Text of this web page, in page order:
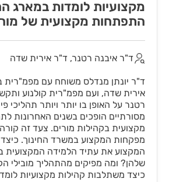
מקצועיות לומדות במארג
התפתחות מקצועית של
ד"ר איבנה רטנר, ד"ר אירית שדה
ד"ר יונתן מנדלס משוחח עם מפמ"רית
אירית שדה, ועם מפמ"רית קולנוע
רטנר על האופן בו יותר ויותר תהליכי
מסורתיים הופכים בשנים האחרונות
מקצועית בקהילות מורים. צעד זה
מפקחות המקצוע במשרד החינוך.
המקצוע את עתיד הלמידה המקצועית
שלהן? ומה מפיקים מהתהליך מובילי
כיצד משתלבות קהילות מקצועיות